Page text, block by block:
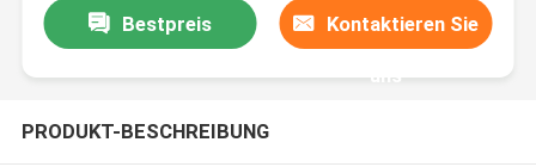
Bestpreis Kontaktieren Sie
uns
PRODUKT-BESCHREIBUNG